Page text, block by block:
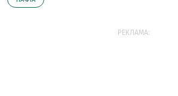
РЕКЛАМА: